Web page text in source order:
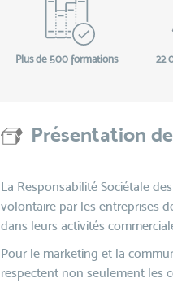
Plus de 500 formations 22
Présentation
La Responsabilité Sociétale
volontaire par les entreprises
dans leurs activités
Pour le marketing et la
respectent non seulement les